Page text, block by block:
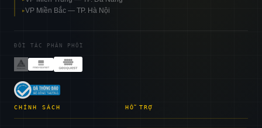
▸VP Miền Bắc — TP. Hà Nội
ĐỐI TÁC PHÂN PHỐI
CHÍNH SÁCH HỖ TRỢ